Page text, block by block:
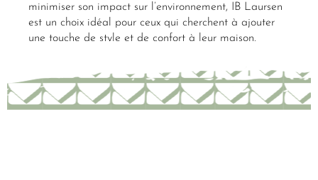
minimiser son impact sur l’environnement, IB Laursen
est un choix idéal pour ceux qui cherchent à ajouter
une touche de style et de confort à leur maison.